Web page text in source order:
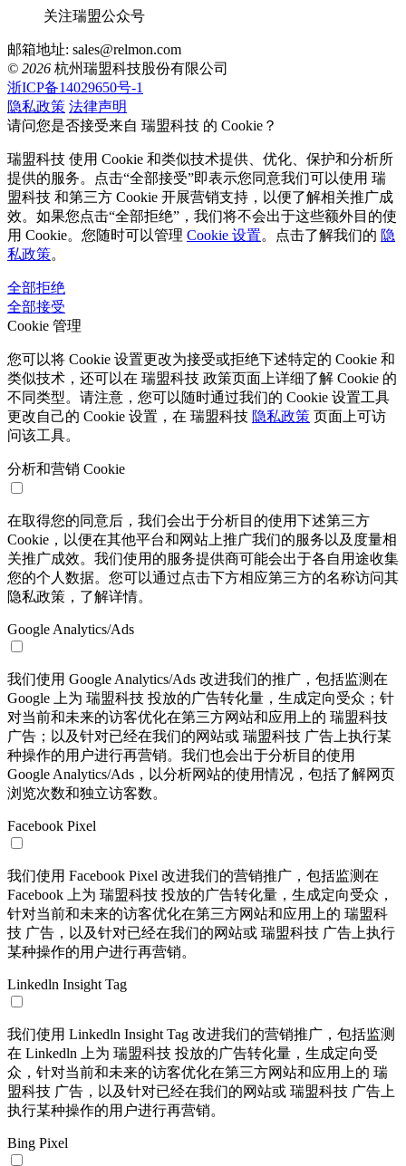
关注瑞盟公众号
邮箱地址: sales@relmon.com
© 2026 杭州瑞盟科技股份有限公司
浙ICP备14029650号-1
隐私政策 法律声明
请问您是否接受来自 瑞盟科技 的 Cookie？
瑞盟科技 使用 Cookie 和类似技术提供、优化、保护和分析所
提供的服务。点击“全部接受”即表示您同意我们可以使用 瑞
盟科技 和第三方 Cookie 开展营销支持，以便了解相关推广成
效。如果您点击“全部拒绝”，我们将不会出于这些额外目的使
用 Cookie。您随时可以管理 Cookie 设置。点击了解我们的 隐
私政策。
全部拒绝
全部接受
Cookie 管理
您可以将 Cookie 设置更改为接受或拒绝下述特定的 Cookie 和
类似技术，还可以在 瑞盟科技 政策页面上详细了解 Cookie 的
不同类型。请注意，您可以随时通过我们的 Cookie 设置工具
更改自己的 Cookie 设置，在 瑞盟科技 隐私政策 页面上可访
问该工具。
分析和营销 Cookie
在取得您的同意后，我们会出于分析目的使用下述第三方
Cookie，以便在其他平台和网站上推广我们的服务以及度量相
关推广成效。我们使用的服务提供商可能会出于各自用途收集
您的个人数据。您可以通过点击下方相应第三方的名称访问其
隐私政策，了解详情。
Google Analytics/Ads
我们使用 Google Analytics/Ads 改进我们的推广，包括监测在
Google 上为 瑞盟科技 投放的广告转化量，生成定向受众；针
对当前和未来的访客优化在第三方网站和应用上的 瑞盟科技
广告；以及针对已经在我们的网站或 瑞盟科技 广告上执行某
种操作的用户进行再营销。我们也会出于分析目的使用
Google Analytics/Ads，以分析网站的使用情况，包括了解网页
浏览次数和独立访客数。
Facebook Pixel
我们使用 Facebook Pixel 改进我们的营销推广，包括监测在
Facebook 上为 瑞盟科技 投放的广告转化量，生成定向受众，
针对当前和未来的访客优化在第三方网站和应用上的 瑞盟科
技 广告，以及针对已经在我们的网站或 瑞盟科技 广告上执行
某种操作的用户进行再营销。
Linkedln Insight Tag
我们使用 Linkedln Insight Tag 改进我们的营销推广，包括监测
在 Linkedln 上为 瑞盟科技 投放的广告转化量，生成定向受
众，针对当前和未来的访客优化在第三方网站和应用上的 瑞
盟科技 广告，以及针对已经在我们的网站或 瑞盟科技 广告上
执行某种操作的用户进行再营销。
Bing Pixel